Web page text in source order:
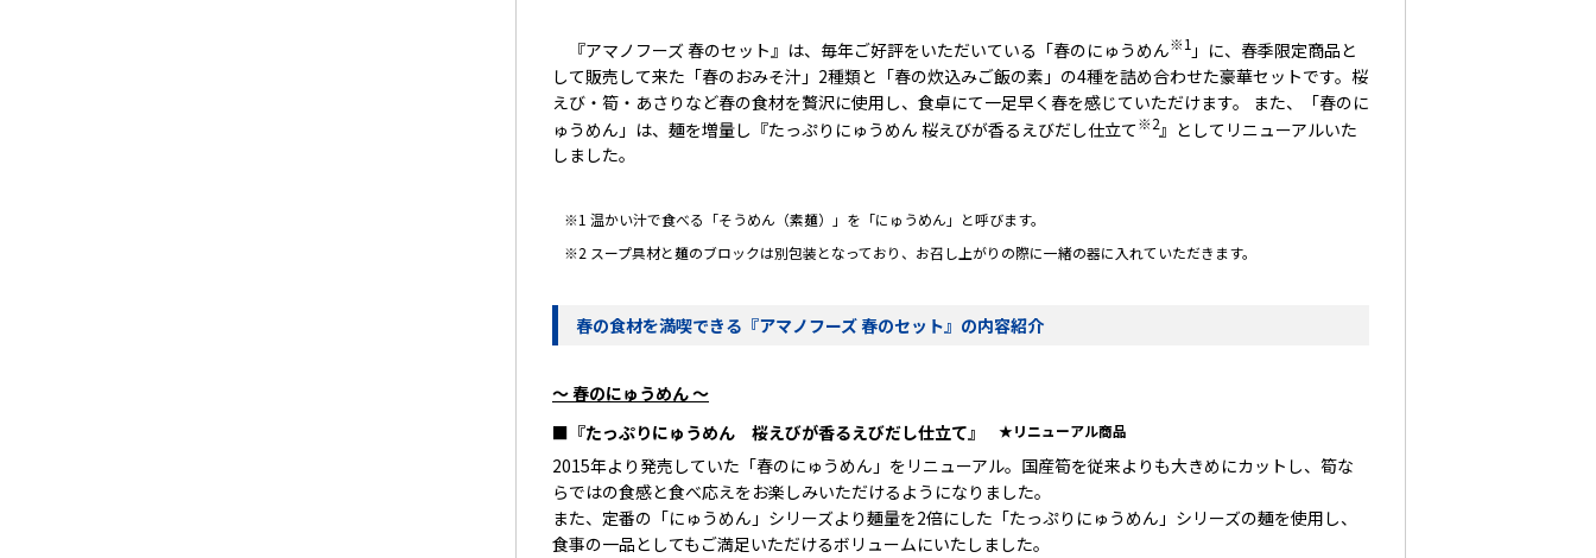
『アマノフーズ 春のセット』は、毎年ご好評をいただいている「春のにゅうめん※1 」に、春季限定商品と
して販売して来た「春のおみそ汁」2種類と「春の炊込みご飯の素」の4種を詰め合わせた豪華セットです。桜
えび・筍・あさりなど春の食材を贅沢に使用し、食卓にて一足早く春を感じていただけます。 また、「春のに
ゅうめん」は、麺を増量し『たっぷりにゅうめん 桜えびが香るえびだし仕立て※2』としてリニューアルいた
しました。
※1 温かい汁で食べる「そうめん（素麺）」を「にゅうめん」と呼びます。
※2 スープ具材と麺のブロックは別包装となっており、お召し上がりの際に一緒の器に入れていただきます。
春の食材を満喫できる『アマノフーズ 春のセット』の内容紹介
～ 春のにゅうめん ～
■『たっぷりにゅうめん 桜えびが香るえびだし仕立て』
★リニューアル商品
2015年より発売していた「春のにゅうめん」をリニューアル。国産筍を従来よりも大きめにカットし、筍な
らではの食感と食べ応えをお楽しみいただけるようになりました。
また、定番の「にゅうめん」シリーズより麺量を2倍にした「たっぷりにゅうめん」シリーズの麺を使用し、
食事の一品としてもご満足いただけるボリュームにいたしました。